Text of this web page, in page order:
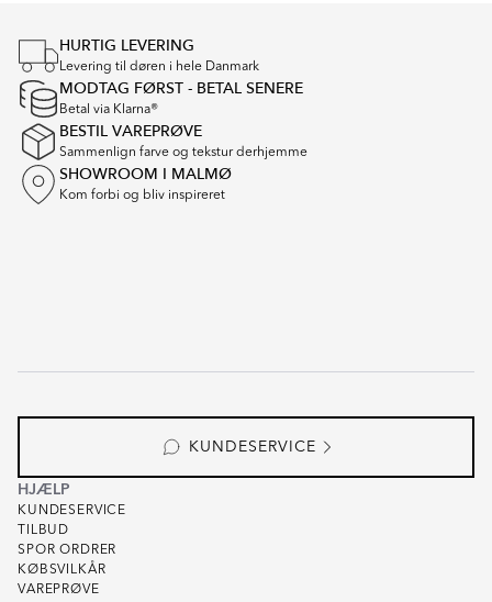
HURTIG LEVERING
Levering til døren i hele Danmark
MODTAG FØRST - BETAL SENERE
Betal via Klarna®
BESTIL VAREPRØVE
Sammenlign farve og tekstur derhjemme
SHOWROOM I MALMØ
Kom forbi og bliv inspireret
KUNDESERVICE
HJÆLP
KUNDESERVICE
TILBUD
SPOR ORDRER
KØBSVILKÅR
VAREPRØVE